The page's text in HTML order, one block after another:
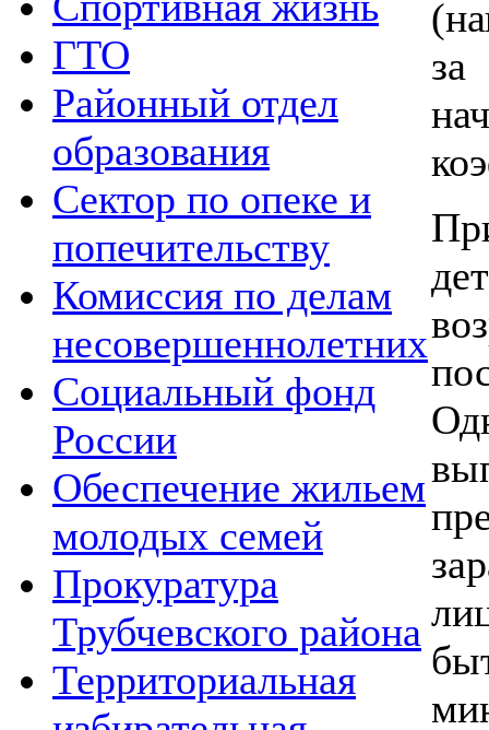
ГТО
Районный отдел
образования
Сектор по опеке и
попечительству
Комиссия по делам
несовершеннолетних
Социальный фонд
России
Обеспечение жильем
молодых семей
Прокуратура
Трубчевского района
Территориальная
за